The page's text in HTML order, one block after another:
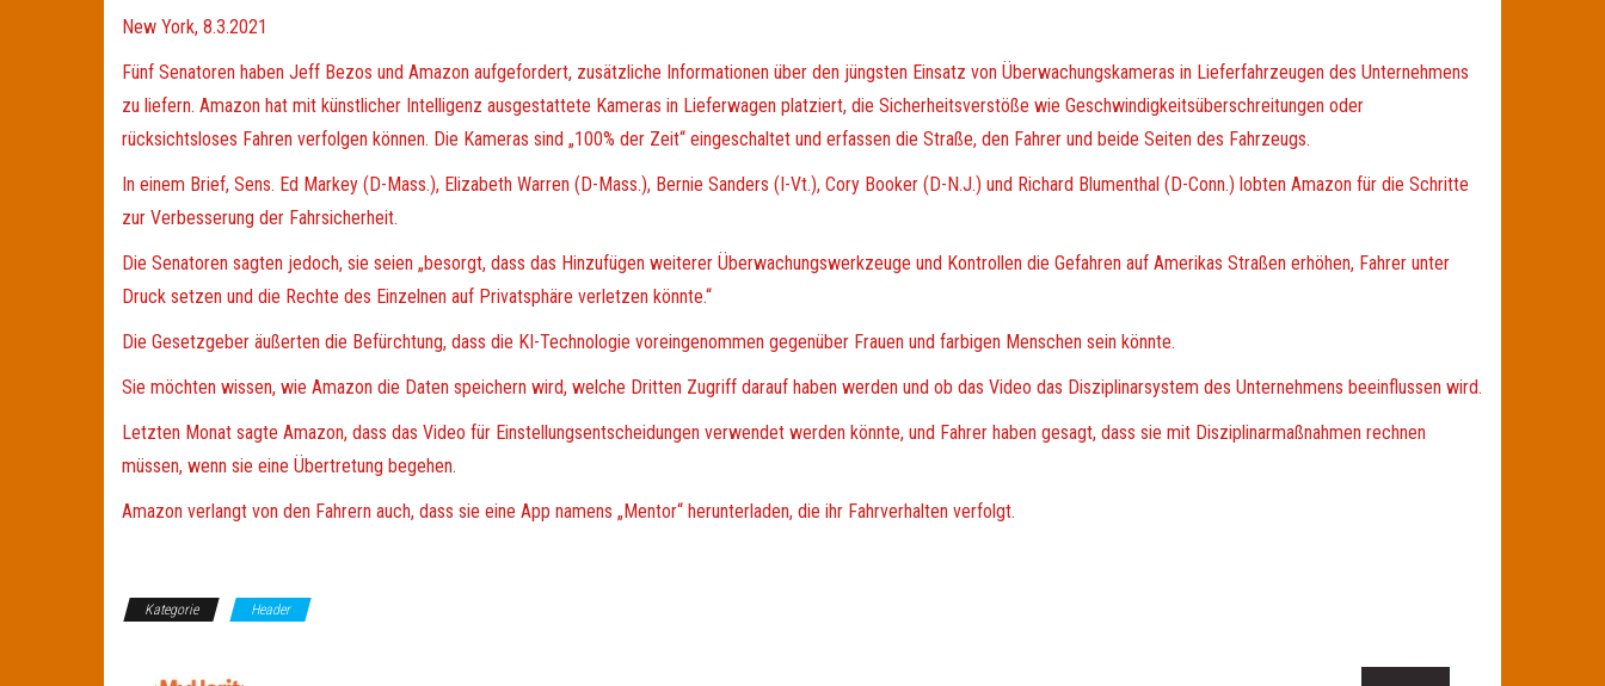
New York, 8.3.2021
Fünf Senatoren haben Jeff Bezos und Amazon aufgefordert, zusätzliche Informationen über den jüngsten Einsatz von Überwachungskameras in Lieferfahrzeugen des Unternehmens
zu liefern. Amazon hat mit künstlicher Intelligenz ausgestattete Kameras in Lieferwagen platziert, die Sicherheitsverstöße wie Geschwindigkeitsüberschreitungen oder
rücksichtsloses Fahren verfolgen können. Die Kameras sind „100% der Zeit“ eingeschaltet und erfassen die Straße, den Fahrer und beide Seiten des Fahrzeugs.
In einem Brief, Sens. Ed Markey (D-Mass.), Elizabeth Warren (D-Mass.), Bernie Sanders (I-Vt.), Cory Booker (D-N.J.) und Richard Blumenthal (D-Conn.) lobten Amazon für die Schritte
zur Verbesserung der Fahrsicherheit.
Die Senatoren sagten jedoch, sie seien „besorgt, dass das Hinzufügen weiterer Überwachungswerkzeuge und Kontrollen die Gefahren auf Amerikas Straßen erhöhen, Fahrer unter
Druck setzen und die Rechte des Einzelnen auf Privatsphäre verletzen könnte.“
Die Gesetzgeber äußerten die Befürchtung, dass die KI-Technologie voreingenommen gegenüber Frauen und farbigen Menschen sein könnte.
Sie möchten wissen, wie Amazon die Daten speichern wird, welche Dritten Zugriff darauf haben werden und ob das Video das Disziplinarsystem des Unternehmens beeinflussen wird.
Letzten Monat sagte Amazon, dass das Video für Einstellungsentscheidungen verwendet werden könnte, und Fahrer haben gesagt, dass sie mit Disziplinarmaßnahmen rechnen
müssen, wenn sie eine Übertretung begehen.
Amazon verlangt von den Fahrern auch, dass sie eine App namens „Mentor“ herunterladen, die ihr Fahrverhalten verfolgt.
Kategorie Header